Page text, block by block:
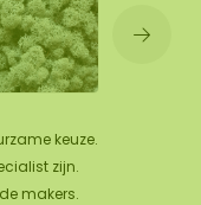
keuze.
zijn.
makers.